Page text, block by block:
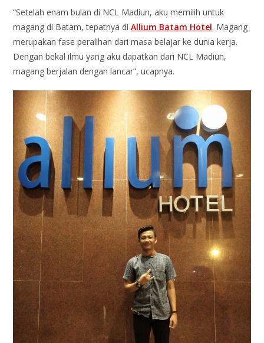
“Setelah enam bulan di NCL Madiun, aku memilih untuk
magang di Batam, tepatnya diAllium Batam Hotel. Magang
merupakan fase peralihan dari masa belajar ke dunia kerja.
Dengan bekal ilmu yang aku dapatkan dari NCL Madiun,
magang berjalan dengan lancar”, ucapnya.